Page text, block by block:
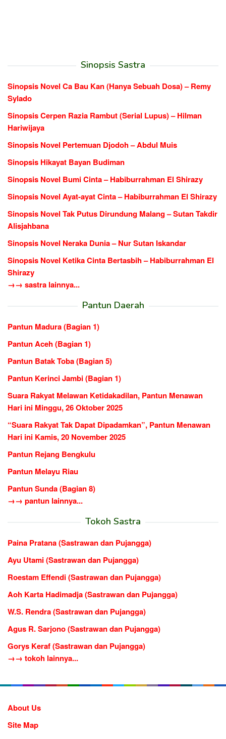
Sinopsis Sastra
Sinopsis Novel Ca Bau Kan (Hanya Sebuah Dosa) – Remy
Sylado
Sinopsis Cerpen Razia Rambut (Serial Lupus) – Hilman
Hariwijaya
Sinopsis Novel Pertemuan Djodoh – Abdul Muis
Sinopsis Hikayat Bayan Budiman
Sinopsis Novel Bumi Cinta – Habiburrahman El Shirazy
Sinopsis Novel Ayat-ayat Cinta – Habiburrahman El Shirazy
Sinopsis Novel Tak Putus Dirundung Malang – Sutan Takdir
Alisjahbana
Sinopsis Novel Neraka Dunia – Nur Sutan Iskandar
Sinopsis Novel Ketika Cinta Bertasbih – Habiburrahman El
Shirazy
→→ sastra lainnya...
Pantun Daerah
Pantun Madura (Bagian 1)
Pantun Aceh (Bagian 1)
Pantun Batak Toba (Bagian 5)
Pantun Kerinci Jambi (Bagian 1)
Suara Rakyat Melawan Ketidakadilan, Pantun Menawan
Hari ini Minggu, 26 Oktober 2025
“Suara Rakyat Tak Dapat Dipadamkan”, Pantun Menawan
Hari ini Kamis, 20 November 2025
Pantun Rejang Bengkulu
Pantun Melayu Riau
Pantun Sunda (Bagian 8)
→→ pantun lainnya...
Tokoh Sastra
Paina Pratana (Sastrawan dan Pujangga)
Ayu Utami (Sastrawan dan Pujangga)
Roestam Effendi (Sastrawan dan Pujangga)
Aoh Karta Hadimadja (Sastrawan dan Pujangga)
W.S. Rendra (Sastrawan dan Pujangga)
Agus R. Sarjono (Sastrawan dan Pujangga)
Gorys Keraf (Sastrawan dan Pujangga)
→→ tokoh lainnya...
About Us
Site Map